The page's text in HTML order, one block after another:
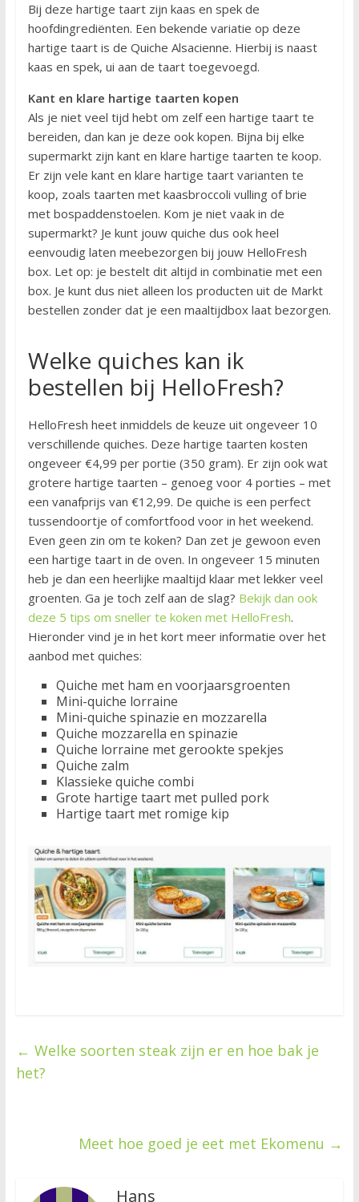
Bij deze hartige taart zijn kaas en spek de
hoofdingrediënten. Een bekende variatie op deze
hartige taart is de Quiche Alsacienne. Hierbij is naast
kaas en spek, ui aan de taart toegevoegd.
Kant en klare hartige taarten kopen
Als je niet veel tijd hebt om zelf een hartige taart te
bereiden, dan kan je deze ook kopen. Bijna bij elke
supermarkt zijn kant en klare hartige taarten te koop.
Er zijn vele kant en klare hartige taart varianten te
koop, zoals taarten met kaasbroccoli vulling of brie
met bospaddenstoelen. Kom je niet vaak in de
supermarkt? Je kunt jouw quiche dus ook heel
eenvoudig laten meebezorgen bij jouw HelloFresh
box. Let op: je bestelt dit altijd in combinatie met een
box. Je kunt dus niet alleen los producten uit de Markt
bestellen zonder dat je een maaltijdbox laat bezorgen.
Welke quiches kan ik
bestellen bij HelloFresh?
HelloFresh heet inmiddels de keuze uit ongeveer 10
verschillende quiches. Deze hartige taarten kosten
ongeveer €4,99 per portie (350 gram). Er zijn ook wat
grotere hartige taarten – genoeg voor 4 porties – met
een vanafprijs van €12,99. De quiche is een perfect
tussendoortje of comfortfood voor in het weekend.
Even geen zin om te koken? Dan zet je gewoon even
een hartige taart in de oven. In ongeveer 15 minuten
heb je dan een heerlijke maaltijd klaar met lekker veel
groenten. Ga je toch zelf aan de slag? Bekijk dan ook
deze 5 tips om sneller te koken met HelloFresh.
Hieronder vind je in het kort meer informatie over het
aanbod met quiches:
Quiche met ham en voorjaarsgroenten
Mini-quiche lorraine
Mini-quiche spinazie en mozzarella
Quiche mozzarella en spinazie
Quiche lorraine met gerookte spekjes
Quiche zalm
Klassieke quiche combi
Grote hartige taart met pulled pork
Hartige taart met romige kip
← Welke soorten steak zijn er en hoe bak je
het?
Meet hoe goed je eet met Ekomenu →
Hans